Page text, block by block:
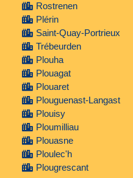
Rostrenen
Plérin
Saint-Quay-Portrieux
Trébeurden
Plouha
Plouagat
Plouaret
Plouguenast-Langast
Plouisy
Ploumilliau
Plouasne
Ploulec'h
Plougrescant